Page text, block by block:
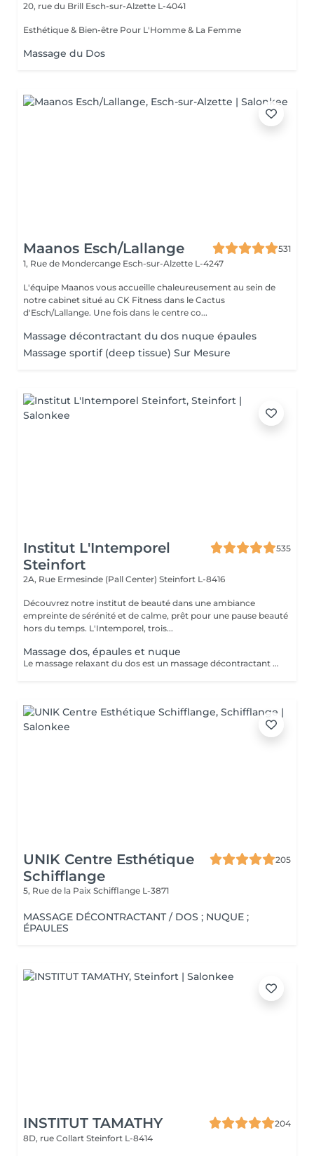
20, rue du Brill Esch-sur-Alzette L-4041
Esthétique & Bien-être Pour L'Homme & La Femme
Massage du Dos
Maanos Esch/Lallange
531
1, Rue de Mondercange Esch-sur-Alzette L-4247
L'équipe Maanos vous accueille chaleureusement au sein de
notre cabinet situé au CK Fitness dans le Cactus
d'Esch/Lallange. Une fois dans le centre co...
Massage décontractant du dos nuque épaules
Massage sportif (deep tissue) Sur Mesure
Institut L'Intemporel
Steinfort
535
2A, Rue Ermesinde (Pall Center) Steinfort L-8416
Découvrez notre institut de beauté dans une ambiance
empreinte de sérénité et de calme, prêt pour une pause beauté
hors du temps. L'Intemporel, trois...
Massage dos, épaules et nuque
Le massage relaxant du dos est un massage décontractant englobant le dos, les cervicales et la nuque. Les muscles du dos, particulièrement sollicités pour tenir le corps droit, sont décontractés en profondeur lors de ce massage.
UNIK Centre Esthétique
Schifflange
205
5, Rue de la Paix Schifflange L-3871
MASSAGE DÉCONTRACTANT / DOS ; NUQUE ;
ÉPAULES
INSTITUT TAMATHY
204
8D, rue Collart Steinfort L-8414